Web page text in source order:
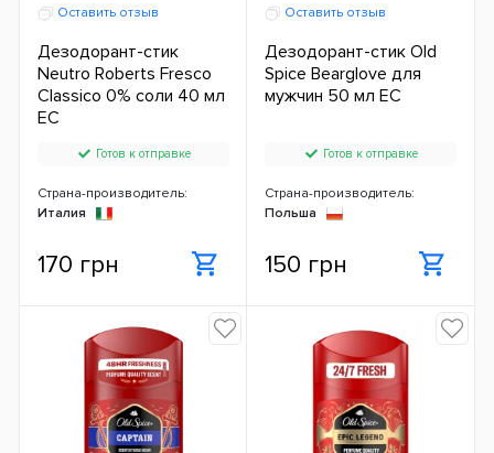
Оставить отзыв
Дезодорант-стик
Neutro Roberts Fresco
Classico 0% соли 40 мл
ЕС
Готов к отправке
Страна-производитель:
Италия
170 грн
Оставить отзыв
Дезодорант-стик Old
Spice Bearglove для
мужчин 50 мл ЕС
Готов к отправке
Страна-производитель:
Польша
150 грн